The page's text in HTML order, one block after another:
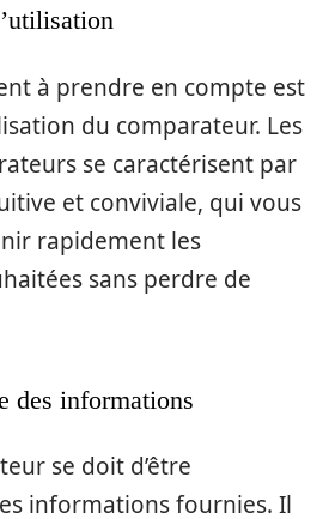
à prendre en compte est
du comparateur. Les
se caractérisent par
et conviviale, qui vous
rapidement les
sans perdre de
des informations
se doit d’être
informations fournies. Il